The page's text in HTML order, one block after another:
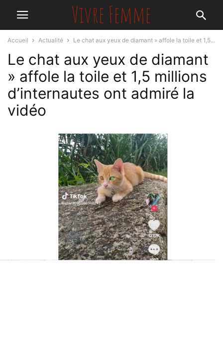
Accueil Actualité Le chat aux yeux de diamant » affole la toile et 1,5...
Le chat aux yeux de diamant
» affole la toile et 1,5 millions
d’internautes ont admiré la
vidéo